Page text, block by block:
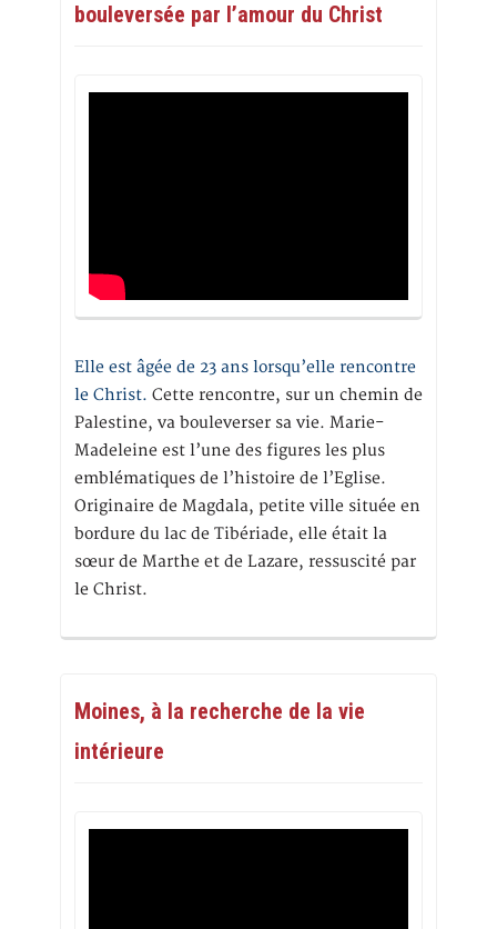
bouleversée par l’amour du Christ
Elle est âgée de 23 ans lorsqu’elle rencontre
le Christ. Cette rencontre, sur un chemin de
Palestine, va bouleverser sa vie. Marie-
Madeleine est l’une des figures les plus
emblématiques de l’histoire de l’Eglise.
Originaire de Magdala, petite ville située en
bordure du lac de Tibériade, elle était la
sœur de Marthe et de Lazare, ressuscité par
le Christ.
Moines, à la recherche de la vie
intérieure